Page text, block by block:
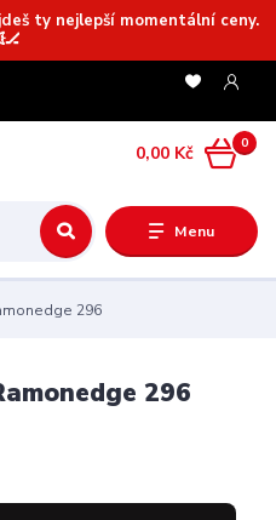
ty nejlepší momentální ceny.
Menu
0
0,00 Kč
296
296